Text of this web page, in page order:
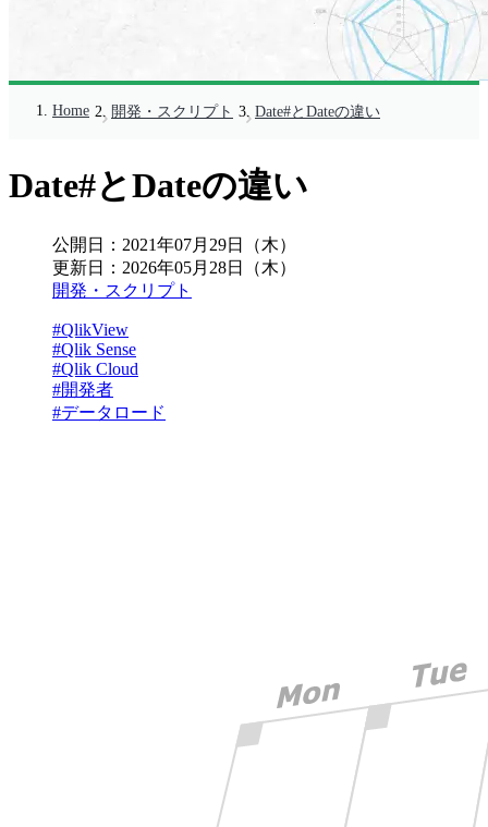
Home 開発・スクリプト Date#とDateの違い
Date#とDateの違い
公開日： 2021年07月29日（木）
更新日： 2026年05月28日（木）
開発・スクリプト
#QlikView
#Qlik Sense
#Qlik Cloud
#開発者
#データロード